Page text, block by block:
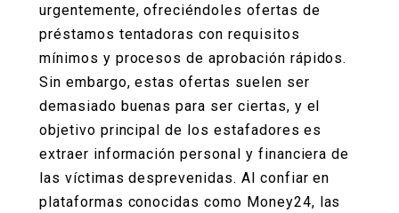
urgentemente, ofreciéndoles ofertas de
préstamos tentadoras con requisitos
mínimos y procesos de aprobación rápidos.
Sin embargo, estas ofertas suelen ser
demasiado buenas para ser ciertas, y el
objetivo principal de los estafadores es
extraer información personal y financiera de
las víctimas desprevenidas. Al confiar en
plataformas conocidas como Money24, las